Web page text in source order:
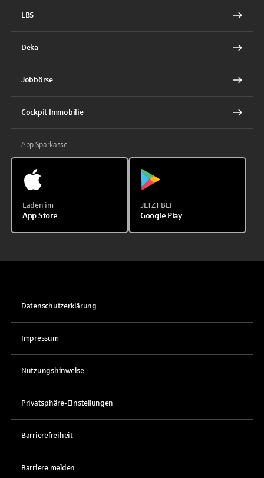
LBS
Deka
Jobbörse
Cockpit Immobilie
App Sparkasse
Laden im
App Store
JETZT BEI
Google Play
Datenschutzerklärung
Impressum
Nutzungshinweise
Privatsphäre-Einstellungen
Barrierefreiheit
Barriere melden